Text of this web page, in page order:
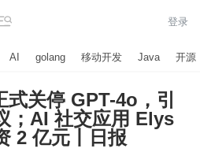
登录
AI golang 移动开发 Java 开源
关停 GPT-4o，引
；AI 社交应用 Elys
2 亿元丨日报